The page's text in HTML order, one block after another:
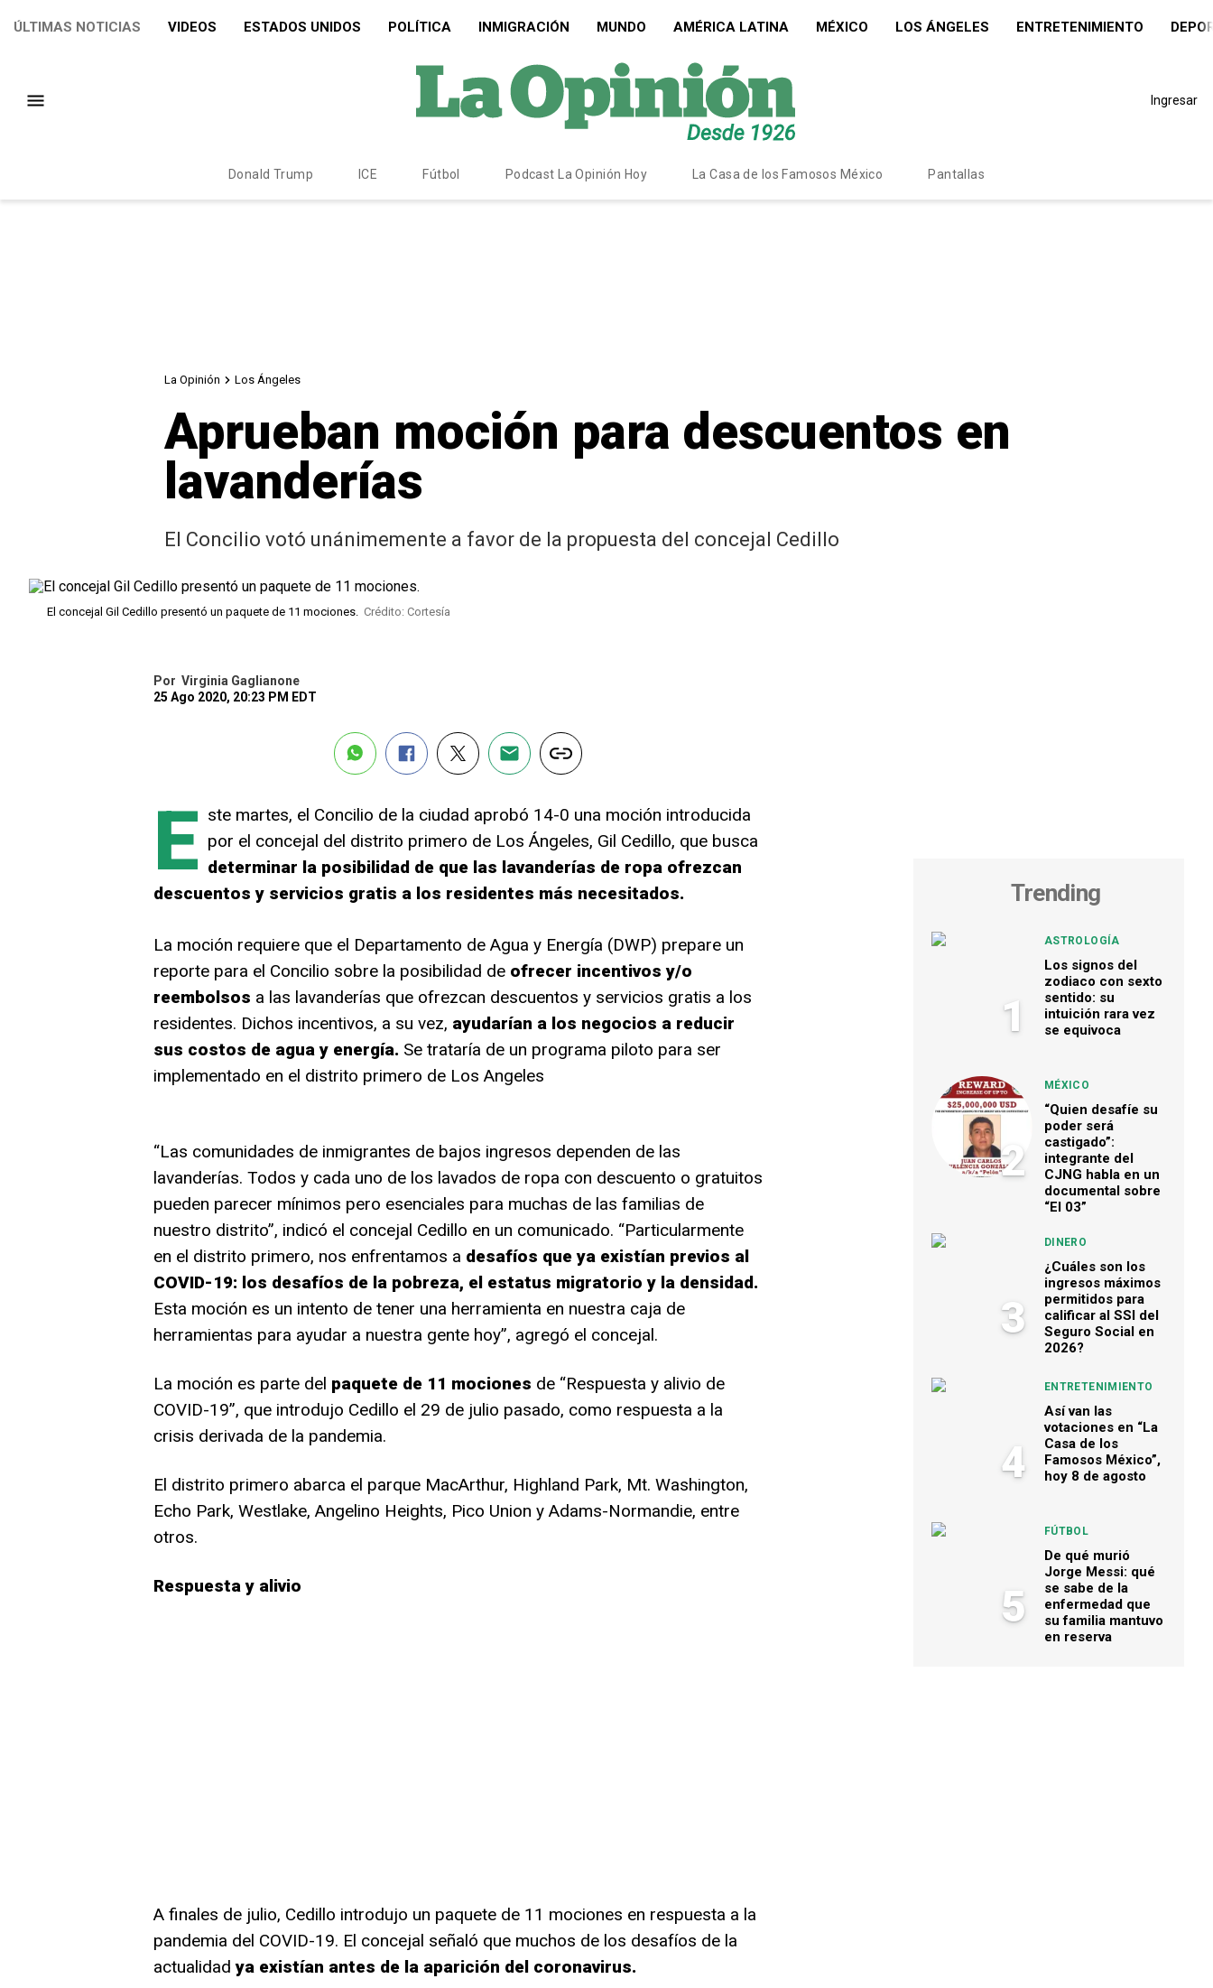
ÚLTIMAS NOTICIAS VIDEOS ESTADOS UNIDOS POLÍTICA INMIGRACIÓN MUNDO AMÉRICA LATINA MÉXICO LOS ÁNGELES ENTRETENIMIENTO
Ingresar
Donald Trump ICE Fútbol Podcast La Opinión Hoy La Casa de los Famosos México Pantallas
La Opinión Los Ángeles
Aprueban moción para descuentos en
lavanderías
El Concilio votó unánimemente a favor de la propuesta del concejal Cedillo
El concejal Gil Cedillo presentó un paquete de 11 mociones. Crédito: Cortesía
Por Virginia Gaglianone
25 Ago 2020, 20:23 PM EDT
E ste martes, el Concilio de la ciudad aprobó 14-0 una moción introducida
por el concejal del distrito primero de Los Ángeles, Gil Cedillo, que busca
determinar la posibilidad de que las lavanderías de ropa ofrezcan
descuentos y servicios gratis a los residentes más necesitados.
La moción requiere que el Departamento de Agua y Energía (DWP) prepare un
reporte para el Concilio sobre la posibilidad deofrecer incentivos y/o
reembolsos a las lavanderías que ofrezcan descuentos y servicios gratis a los
residentes. Dichos incentivos, a su vez, ayudarían a los negocios a reducir
sus costos de agua y energía. Se trataría de un programa piloto para ser
implementado en el distrito primero de Los Angeles
“Las comunidades de inmigrantes de bajos ingresos dependen de las
lavanderías. Todos y cada uno de los lavados de ropa con descuento o gratuitos
pueden parecer mínimos pero esenciales para muchas de las familias de
nuestro distrito”, indicó el concejal Cedillo en un comunicado. “Particularmente
en el distrito primero, nos enfrentamos a desafíos que ya existían previos al
COVID-19: los desafíos de la pobreza, el estatus migratorio y la densidad.
Esta moción es un intento de tener una herramienta en nuestra caja de
herramientas para ayudar a nuestra gente hoy”, agregó el concejal.
La moción es parte del paquete de 11 mociones de “Respuesta y alivio de
COVID-19”, que introdujo Cedillo el 29 de julio pasado, como respuesta a la
crisis derivada de la pandemia.
El distrito primero abarca el parque MacArthur, Highland Park, Mt. Washington,
Echo Park, Westlake, Angelino Heights, Pico Union y Adams-Normandie, entre
otros.
Respuesta y alivio
A finales de julio, Cedillo introdujo un paquete de 11 mociones en respuesta a la
pandemia del COVID-19. El concejal señaló que muchos de los desafíos de la
actualidad ya existían antes de la aparición del coronavirus.
Trending
1
ASTROLOGÍA
Los signos del
zodiaco con sexto
sentido: su
intuición rara vez
se equivoca
2
MÉXICO
“Quien desafíe su
poder será
castigado”:
integrante del
CJNG habla en un
documental sobre
“El 03”
3
DINERO
¿Cuáles son los
ingresos máximos
permitidos para
calificar al SSI del
Seguro Social en
2026?
4
ENTRETENIMIENTO
Así van las
votaciones en “La
Casa de los
Famosos México”,
hoy 8 de agosto
5
FÚTBOL
De qué murió
Jorge Messi: qué
se sabe de la
enfermedad que
su familia mantuvo
en reserva